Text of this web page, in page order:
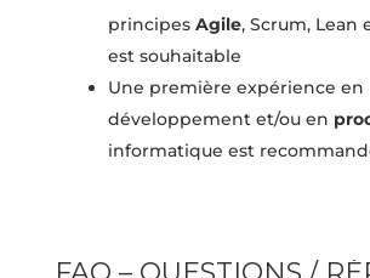
principes Agile, Scrum, Lean
est souhaitable
Une première expérience en
développement et/ou en
informatique est